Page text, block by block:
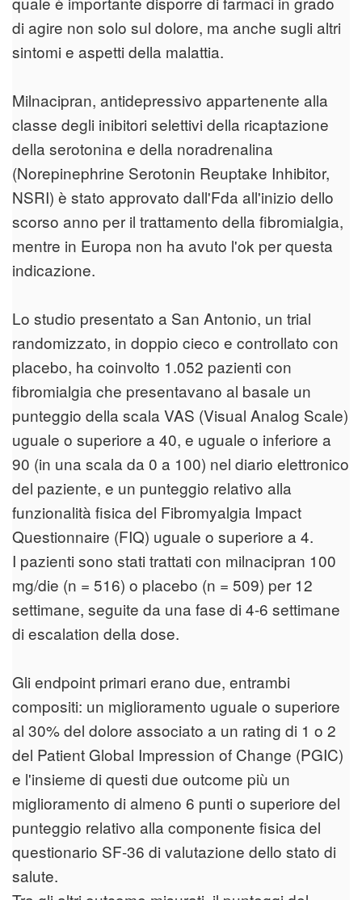
di agire non solo sul dolore, ma anche sugli altri
sintomi e aspetti della malattia.
Milnacipran, antidepressivo appartenente alla
classe degli inibitori selettivi della ricaptazione
della serotonina e della noradrenalina
(Norepinephrine Serotonin Reuptake Inhibitor,
NSRI) è stato approvato dall'Fda all'inizio dello
scorso anno per il trattamento della fibromialgia,
mentre in Europa non ha avuto l'ok per questa
indicazione.
Lo studio presentato a San Antonio, un trial
randomizzato, in doppio cieco e controllato con
placebo, ha coinvolto 1.052 pazienti con
fibromialgia che presentavano al basale un
punteggio della scala VAS (Visual Analog Scale)
uguale o superiore a 40, e uguale o inferiore a
90 (in una scala da 0 a 100) nel diario elettronico
del paziente, e un punteggio relativo alla
funzionalità fisica del Fibromyalgia Impact
Questionnaire (FIQ) uguale o superiore a 4.
I pazienti sono stati trattati con milnacipran 100
mg/die (n = 516) o placebo (n = 509) per 12
settimane, seguite da una fase di 4-6 settimane
di escalation della dose.
Gli endpoint primari erano due, entrambi
compositi: un miglioramento uguale o superiore
al 30% del dolore associato a un rating di 1 o 2
del Patient Global Impression of Change (PGIC)
e l'insieme di questi due outcome più un
miglioramento di almeno 6 punti o superiore del
punteggio relativo alla componente fisica del
questionario SF-36 di valutazione dello stato di
salute.